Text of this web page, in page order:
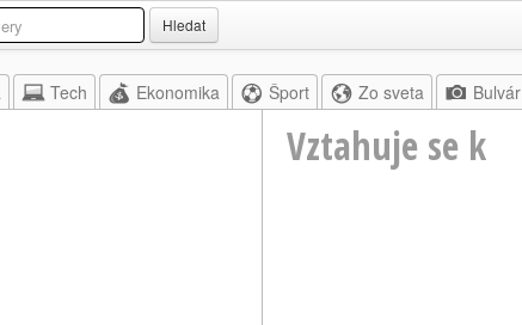
Hledat
Tech Ekonomika Šport Zo sveta Bulvár
Vztahuje se k